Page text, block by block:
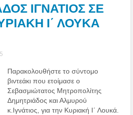
ΙΓΝΑΤΙΟΣ ΣΕ
Ι΄ ΛΟΥΚΑ
Παρακολουθήστε το σύντομο
βιντεάκι που ετοίμασε ο
Σεβασμιώτατος Μητροπολίτης
Δημητριάδος και Αλμυρού
κ.Ιγνάτιος, για την Κυριακή Ι΄ Λουκά.